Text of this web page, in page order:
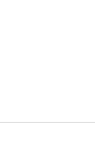
Der
Touch- und
genutzt
werden
universelle